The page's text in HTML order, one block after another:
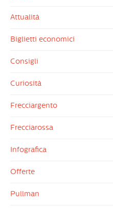
Attualità
Biglietti economici
Consigli
Curiosità
Frecciargento
Frecciarossa
Infografica
Offerte
Pullman